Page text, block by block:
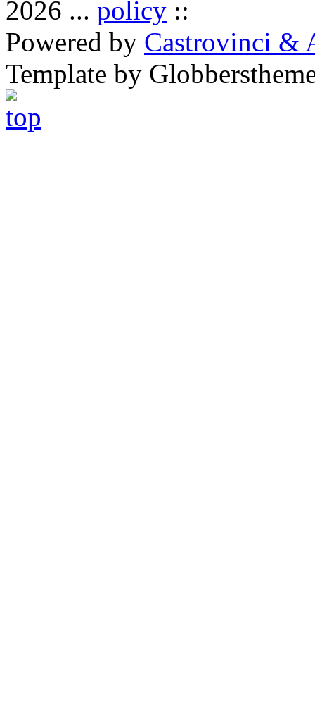
2026 ... policy ::
Powered by Castrovinci &
Template by